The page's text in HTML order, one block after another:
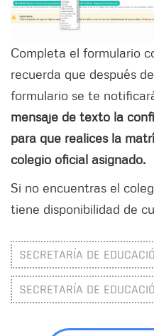
Completa el formulario
recuerda que después
formulario se te
mensaje de texto la
para que realices la
colegio oficial asignado.
Si no encuentras el
tiene disponibilidad de
SECRETARÍA DE
SECRETARÍA DE